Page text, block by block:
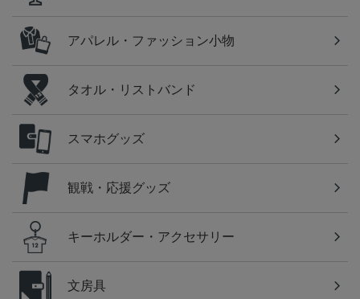
アパレル・ファッション小物
タオル・リストバンド
スマホグッズ
観戦・応援グッズ
キーホルダー・アクセサリー
文房具